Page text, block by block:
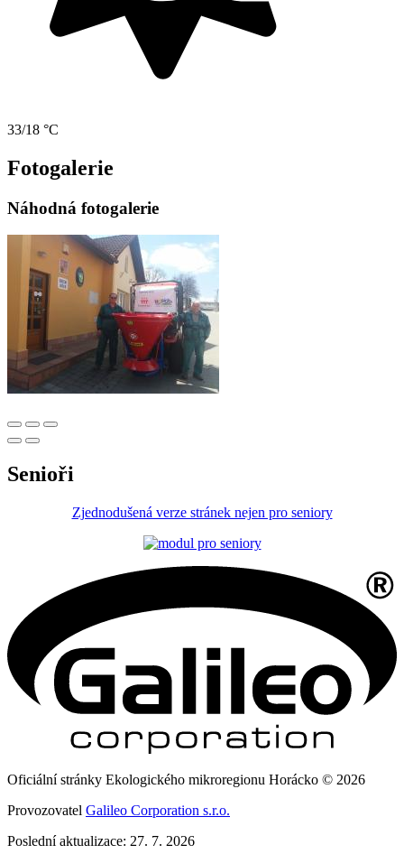
33/18 °C
Fotogalerie
Náhodná fotogalerie
Senioři
Zjednodušená verze stránek nejen pro seniory
Oficiální stránky Ekologického mikroregionu Horácko © 2026
Provozovatel Galileo Corporation s.r.o.
Poslední aktualizace: 27. 7. 2026